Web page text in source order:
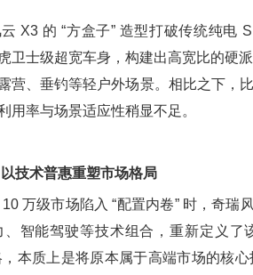
的 “方盒子” 造型打破传统纯电
卫士级超宽车身，构建出高宽比的硬
营、垂钓等轻户外场景。相比之下，
用率与场景适应性稍显不足。
以技术普惠重塑市场格局
级市场陷入 “配置内卷” 时，奇瑞
智能驾驶等技术组合，重新定义了
本质上是将原本属于高端市场的核